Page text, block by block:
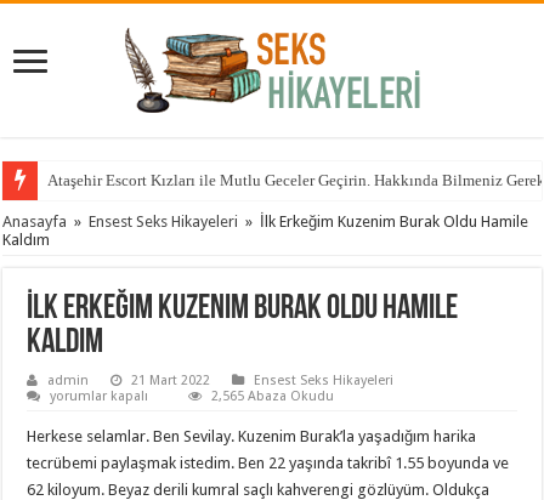
Ataşehir Escort Kızları ile Mutlu Geceler Geçirin. Hakkında Bilmeniz
Anasayfa » Ensest Seks Hikayeleri »
İlk Erkeğim Kuzenim Burak Oldu Hamile
Kaldım
İlk Erkeğim Kuzenim Burak Oldu Hamile
Kaldım
admin 21 Mart 2022
Ensest Seks Hikayeleri
İlk
Kuzenim
Burak
Oldu
Hamile
Kaldım
yorumlar kapalı 2,565 Abaza Okudu
Herkese selamlar. Ben Sevilay. Kuzenim Burak’la yaşadığım harika
tecrübemi paylaşmak istedim. Ben 22 yaşında takribî 1.55 boyunda ve
62 kiloyum. Beyaz derili kumral saçlı kahverengi gözlüyüm. Oldukça